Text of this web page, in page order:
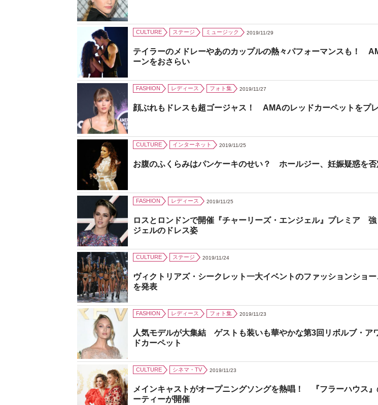
CULTURE ステージ ミュージック 2019/11/29
テイラーのメドレーやあのカップルの熱々パフォーマンスも！
ーンをおさらい
FASHION レディース フォト集 2019/11/27
顔ぶれもドレスも超ゴージャス！ AMAのレッドカーペットをプ
CULTURE インターネット 2019/11/25
お腹のふくらみはパンケーキのせい？ ホールジー、妊娠疑惑を否
FASHION レディース 2019/11/25
ロスとロンドンで開催『チャーリーズ・エンジェル』プレミア
ジェルのドレス姿
CULTURE ステージ 2019/11/24
ヴィクトリアズ・シークレット一大イベントのファッションショ
を発表
FASHION レディース フォト集 2019/11/23
人気モデルが大集結 ゲストも装いも華やかな第3回リボルブ・ア
ドカーペット
CULTURE シネマ・TV 2019/11/23
メインキャストがオープニングソングを熱唱！ 『フラーハウス
ーティーが開催